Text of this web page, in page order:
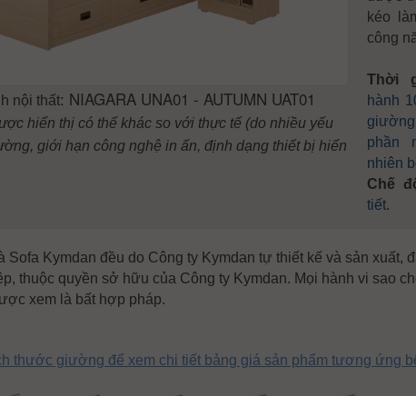
nội thất: NIAGARA UNA01 - AUTUMN UAT01
hiển thị có thể khác so với thực tế (do nhiều yếu
giới hạn công nghệ in ấn, định dạng thiết bị hiển
kéo
công
Thời
hành
phần
nhiên
Chế
tiết.
Sofa Kymdan đều do Công ty Kymdan tự thiết kế và sản xuất,
thuộc quyền sở hữu của Công ty Kymdan. Mọi hành vi sao
xem là bất hợp pháp.
thước giường để xem chi tiết bảng giá sản phẩm tương ứng